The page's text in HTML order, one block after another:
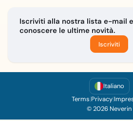
Iscriviti alla nostra lista e-mail
conoscere le ultime novità.
Iscriviti
Italiano
Terms|Privacy|
© 2026 Neverin